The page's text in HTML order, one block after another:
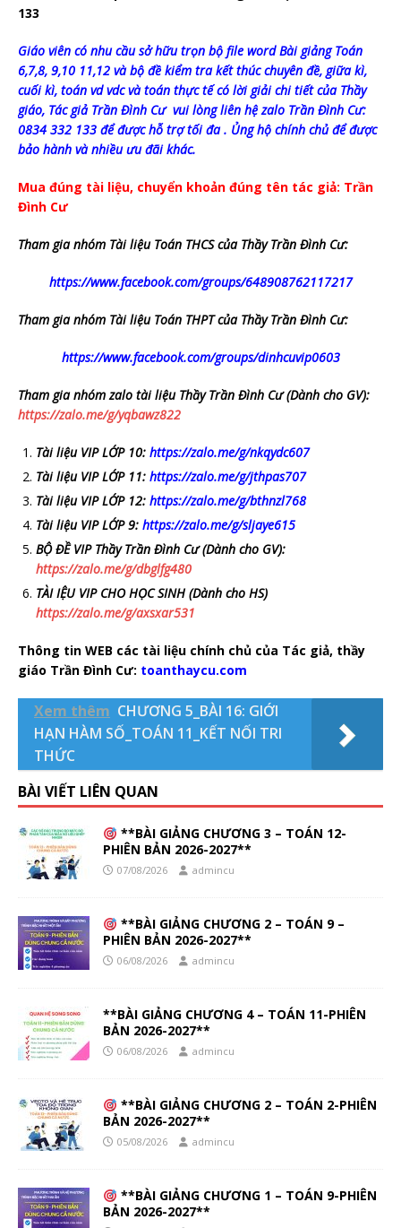
133
Giáo viên có nhu cầu sở hữu trọn bộ file word Bài giảng Toán
6,7,8, 9,10 11,12 và bộ đề kiểm tra kết thúc chuyên đề, giữa kì,
cuối kì, toán vd vdc và toán thực tế có lời giải chi tiết của Thầy
giáo, Tác giả Trần Đình Cư vui lòng liên hệ zalo Trần Đình Cư:
0834 332 133 để được hỗ trợ tối đa . Ủng hộ chính chủ để được
bảo hành và nhiều ưu đãi khác.
Mua đúng tài liệu, chuyển khoản đúng tên tác giả: Trần
Đình Cư
Tham gia nhóm Tài liệu Toán THCS của Thầy Trần Đình Cư:
https://www.facebook.com/groups/648908762117217
Tham gia nhóm Tài liệu Toán THPT của Thầy Trần Đình Cư:
https://www.facebook.com/groups/dinhcuvip0603
Tham gia nhóm zalo tài liệu Thầy Trần Đình Cư (Dành cho GV):
https://zalo.me/g/yqbawz822
Tài liệu VIP LỚP 10: https://zalo.me/g/nkqydc607
Tài liệu VIP LỚP 11: https://zalo.me/g/jthpas707
Tài liệu VIP LỚP 12: https://zalo.me/g/bthnzl768
Tài liệu VIP LỚP 9: https://zalo.me/g/sljaye615
BỘ ĐỀ VIP Thầy Trần Đình Cư (Dành cho GV):
https://zalo.me/g/dbglfg480
TÀI IỆU VIP CHO HỌC SINH (Dành cho HS)
https://zalo.me/g/axsxar531
Thông tin WEB các tài liệu chính chủ của Tác giả, thầy
giáo Trần Đình Cư: toanthaycu.com
Xem thêm CHƯƠNG 5_BÀI 16: GIỚI
HẠN HÀM SỐ_TOÁN 11_KẾT NỐI TRI
THỨC
BÀI VIẾT LIÊN QUAN
**BÀI GIẢNG CHƯƠNG 3 – TOÁN 12-
PHIÊN BẢN 2026-2027**
07/08/2026 admincu
**BÀI GIẢNG CHƯƠNG 2 – TOÁN 9 –
PHIÊN BẢN 2026-2027**
06/08/2026 admincu
**BÀI GIẢNG CHƯƠNG 4 – TOÁN 11-PHIÊN
BẢN 2026-2027**
06/08/2026 admincu
**BÀI GIẢNG CHƯƠNG 2 – TOÁN 2-PHIÊN
BẢN 2026-2027**
05/08/2026 admincu
**BÀI GIẢNG CHƯƠNG 1 – TOÁN 9-PHIÊN
BẢN 2026-2027**